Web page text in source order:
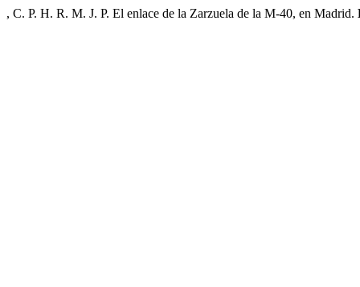
, C. P. H. R. M. J. P. El enlace de la Zarzuela de la M-40, en Madrid.